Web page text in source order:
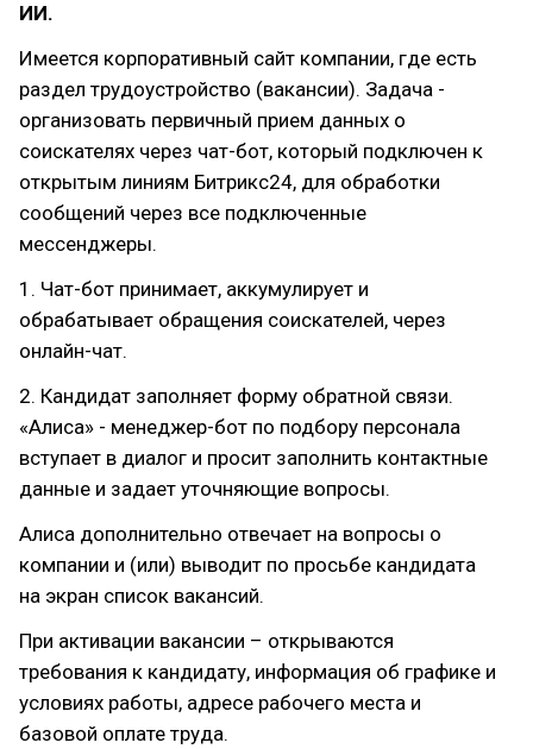
ИИ.
Имеется корпоративный сайт компании, где есть
раздел трудоустройство (вакансии). Задача -
организовать первичный прием данных о
соискателях через чат-бот, который подключен к
открытым линиям Битрикс24, для обработки
сообщений через все подключенные
мессенджеры.
1. Чат-бот принимает, аккумулирует и
обрабатывает обращения соискателей, через
онлайн-чат.
2. Кандидат заполняет форму обратной связи.
«Алиса» - менеджер-бот по подбору персонала
вступает в диалог и просит заполнить контактные
данные и задает уточняющие вопросы.
Алиса дополнительно отвечает на вопросы о
компании и (или) выводит по просьбе кандидата
на экран список вакансий.
При активации вакансии – открываются
требования к кандидату, информация об графике и
условиях работы, адресе рабочего места и
базовой оплате труда.